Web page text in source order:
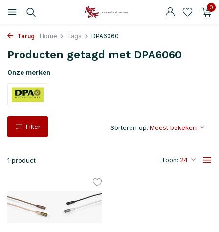
0
Terug Home Tags DPA6060
Producten getagd met DPA6060
Onze merken
Filter
1 product Toon:
Sorteren op: